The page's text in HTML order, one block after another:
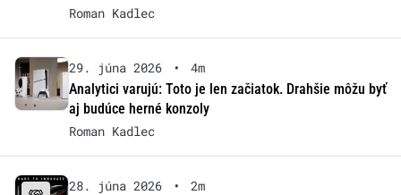
Roman Kadlec
29. júna 2026 •
4m
Analytici varujú: Toto je len začiatok. Drahšie môžu byť
aj budúce herné konzoly
Roman Kadlec
28. júna 2026 •
2m